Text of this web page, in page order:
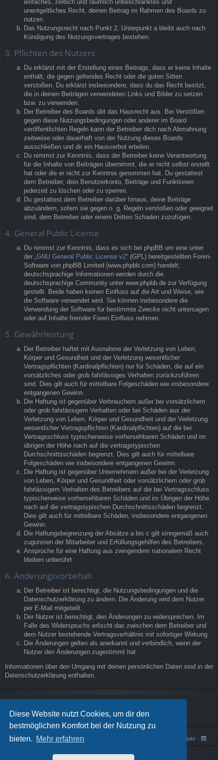
Diese Website nutzt Cookies, um dir den
bestmöglichen Komfort bei der Nutzung zu
bieten. Mehr erfahren
einfaches, zeitlich und räumlich unbeschränktes und
unentgeltliches Recht, deinen Beitrag im Rahmen des Boards zu
nutzen.
Das Nutzungsrecht nach Punkt 2, Unterpunkt a bleibt auch nach
Kündigung des Nutzungsvertrages bestehen.
3. Pflichten des Nutzers
Du erklärst mit der Erstellung eines Beitrags, dass er keine Inhalte
enthält, die gegen geltendes Recht oder die guten Sitten
verstoßen. Du erklärst insbesondere, dass du das Recht besitzt,
die in deinen Beiträgen verwendeten Links und Bilder zu setzen
bzw. zu verwenden.
Der Betreiber des Boards übt das Hausrecht aus. Bei Verstößen
gegen diese Nutzungsbedingungen oder anderer im Board
veröffentlichten Regeln kann der Betreiber dich nach Abmahnung
zeitweise oder dauerhaft von der Nutzung dieses Boards
ausschließen und dir ein Hausverbot erteilen.
Du nimmst zur Kenntnis, dass der Betreiber keine Verantwortung
für die Inhalte von Beiträgen übernimmt, die er nicht selbst erstellt
hat oder die er nicht zur Kenntnis genommen hat. Du gestattest
dem Betreiber, dein Benutzerkonto, Beiträge und Funktionen
jederzeit zu löschen oder zu sperren.
Du gestattest dem Betreiber darüber hinaus, deine Beiträge
abzuändern, sofern sie gegen o. g. Regeln verstoßen oder geeignet
sind, dem Betreiber oder einem Dritten Schaden zuzufügen.
4. General Public License
Du nimmst zur Kenntnis, dass es sich bei phpBB um eine unter
der „GNU General Public License v2“ (GPL) bereitgestellten Foren-
Software von phpBB Limited (www.phpbb.com) handelt;
deutschsprachige Informationen werden durch die
deutschsprachige Community unter www.phpbb.de zur Verfügung
gestellt. Beide haben keinen Einfluss auf die Art und Weise, wie
die Software verwendet wird. Sie können insbesondere die
Verwendung der Software für bestimmte Zwecke nicht untersagen
oder auf Inhalte fremder Foren Einfluss nehmen.
5. Gewährleistung
Der Betreiber haftet mit Ausnahme der Verletzung von Leben,
Körper und Gesundheit und der Verletzung wesentlicher
Vertragspflichten (Kardinalpflichten) nur für Schäden, die auf ein
vorsätzliches oder grob fahrlässiges Verhalten zurückzuführen
sind. Dies gilt auch für mittelbare Folgeschäden wie insbesondere
entgangenen Gewinn.
Die Haftung ist gegenüber Verbrauchern außer bei vorsätzlichem
oder grob fahrlässigem Verhalten oder bei Schäden aus der
Verletzung von Leben, Körper und Gesundheit und der Verletzung
wesentlicher Vertragspflichten (Kardinalpflichten) auf die bei
Vertragsschluss typischerweise vorhersehbaren Schäden und im
übrigen der Höhe nach auf die vertragstypischen
Durchschnittsschäden begrenzt. Dies gilt auch für mittelbare
Folgeschäden wie insbesondere entgangenen Gewinn.
Die Haftung ist gegenüber Unternehmern außer bei der Verletzung
von Leben, Körper und Gesundheit oder vorsätzlichem oder grob
fahrlässigem Verhalten des Betreibers auf die bei Vertragsschluss
typischerweise vorhersehbaren Schäden und im Übrigen der Höhe
nach auf die vertragstypischen Durchschnittsschäden begrenzt.
Dies gilt auch für mittelbare Schäden, insbesondere entgangenen
Gewinn.
Die Haftungsbegrenzung der Absätze a bis c gilt sinngemäß auch
zugunsten der Mitarbeiter und Erfüllungsgehilfen des Betreibers.
Ansprüche für eine Haftung aus zwingendem nationalem Recht
bleiben unberührt.
6. Änderungsvorbehalt
Der Betreiber ist berechtigt, die Nutzungsbedingungen und die
Datenschutzerklärung zu ändern. Die Änderung wird dem Nutzer
per E-Mail mitgeteilt.
Der Nutzer ist berechtigt, den Änderungen zu widersprechen. Im
Falle des Widerspruchs erlischt das zwischen dem Betreiber und
dem Nutzer bestehende Vertragsverhältnis mit sofortiger Wirkung.
Die Änderungen gelten als anerkannt und verbindlich, wenn der
Nutzer den Änderungen zugestimmt hat.
Informationen über den Umgang mit deinen persönlichen Daten sind in der
Datenschutzerklärung enthalten.
Portal Foren-Übersicht Kontakt
Powered byphpBB® Forum Software © phpBB Limited